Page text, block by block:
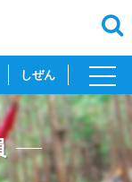
しぜん
toggle